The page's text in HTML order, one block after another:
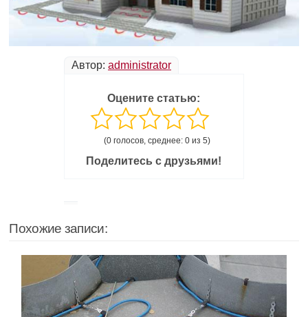
Автор: administrator
Оцените статью:
(0 голосов, среднее: 0 из 5)
Поделитесь с друзьями!
Похожие записи: